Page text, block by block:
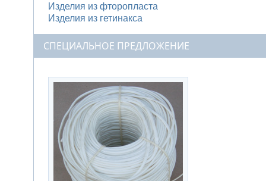
Изделия из фторопласта
Изделия из гетинакса
СПЕЦИАЛЬНОЕ ПРЕДЛОЖЕНИЕ